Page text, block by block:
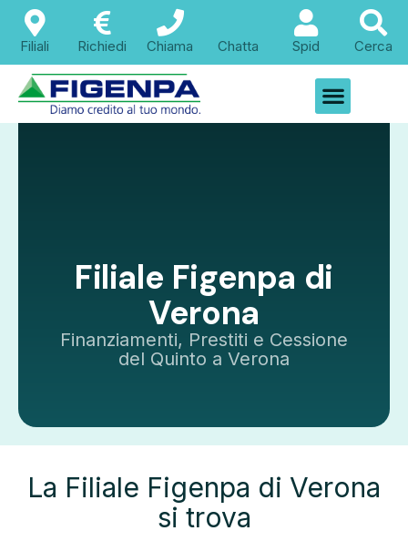
Filiali Richiedi Chiama Chatta Spid Cerca
Filiale Figenpa di
Verona
Finanziamenti, Prestiti e Cessione
del Quinto a Verona
La Filiale Figenpa di Verona
si trova